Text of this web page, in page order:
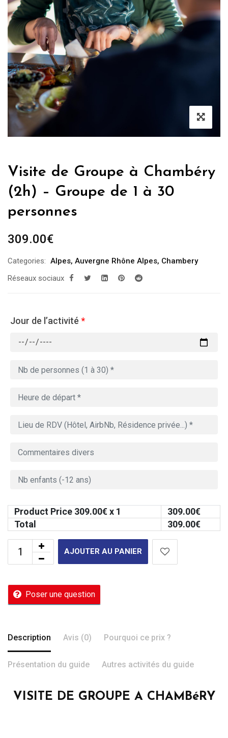
Visite de Groupe à Chambéry
(2h) – Groupe de 1 à 30
personnes
309.00€
Categories: Alpes, Auvergne Rhône Alpes, Chambery
Réseaux sociaux
Jour de l’activité *
Product Price 309.00€ x 1 309.00€
Total
309.00€
AJOUTER AU PANIER
Poser une question
Description Avis (0) Pourquoi ce prix ?
Présentation du guide Autres activités du guide
VISITE DE GROUPE A CHAMBéRY